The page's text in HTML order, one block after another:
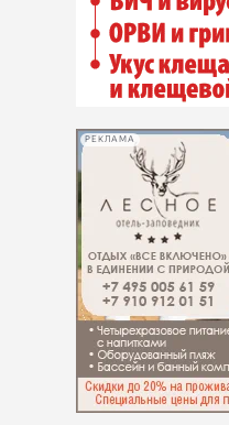
РЕКЛАМА